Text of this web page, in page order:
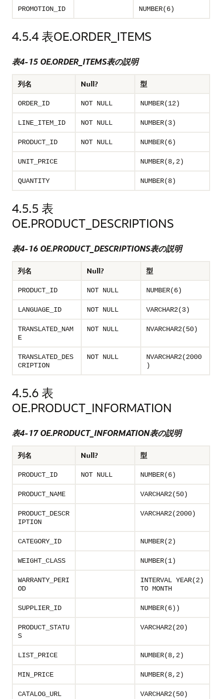
PROMOTION_ID NUMBER(6)
4.5.4表OE.ORDER_ITEMS
表4-15 OE.ORDER_ITEMS表の説明
列名 Null? 型
ORDER_ID NOT NULL NUMBER(12)
LINE_ITEM_ID NOT NULL NUMBER(3)
PRODUCT_ID NOT NULL NUMBER(6)
UNIT_PRICE NUMBER(8,2)
QUANTITY NUMBER(8)
4.5.5 表
OE.PRODUCT_DESCRIPTIONS
表4-16 OE.PRODUCT_DESCRIPTIONS表の説明
列名 Null? 型
PRODUCT_ID NOT NULL NUMBER(6)
LANGUAGE_ID NOT NULL VARCHAR2(3)
TRANSLATED_NAM
E
NOT NULL NVARCHAR2(50)
TRANSLATED_DES
CRIPTION
NOT NULL
NVARCHAR2(2000
)
4.5.6 表
OE.PRODUCT_INFORMATION
表4-17 OE.PRODUCT_INFORMATION表の説明
列名 Null? 型
PRODUCT_ID NOT NULL NUMBER(6)
PRODUCT_NAME VARCHAR2(50)
PRODUCT_DESCR
IPTION
VARCHAR2(2000)
CATEGORY_ID NUMBER(2)
WEIGHT_CLASS NUMBER(1)
WARRANTY_PERI
OD
INTERVAL YEAR(2)
TO MONTH
SUPPLIER_ID NUMBER(6))
PRODUCT_STATU
S
VARCHAR2(20)
LIST_PRICE NUMBER(8,2)
MIN_PRICE NUMBER(8,2)
CATALOG_URL VARCHAR2(50)